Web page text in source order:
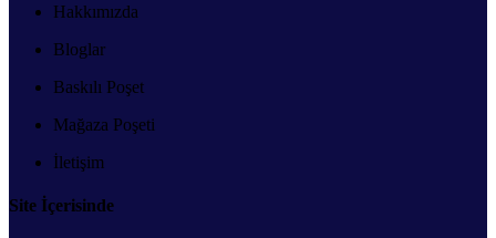
Hakkımızda
Bloglar
Baskılı Poşet
Mağaza Poşeti
İletişim
Site İçerisinde